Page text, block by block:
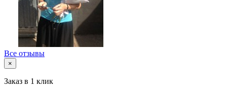
Все отзывы
×
Заказ в 1 клик